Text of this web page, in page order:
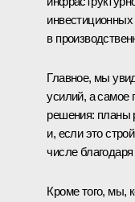
инвестиционных
в
Главное, мы
усилий, а самое
решения: планы
и, если это
числе
Кроме того, мы,